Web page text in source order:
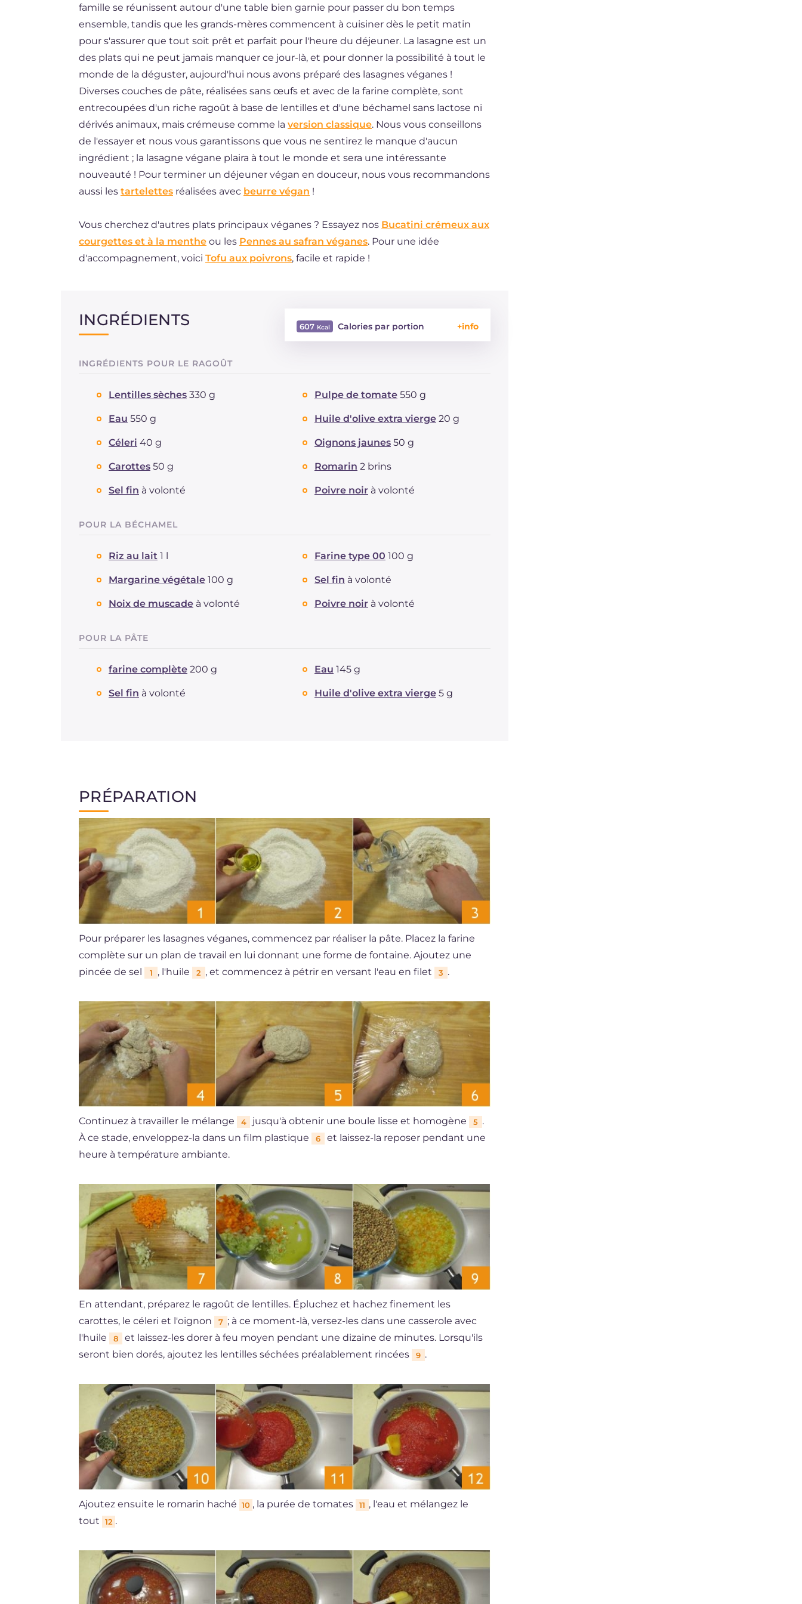
BR
NL
famille se réunissent autour d'une table bien garnie pour passer du bon temps
ensemble, tandis que les grands-mères commencent à cuisiner dès le petit matin
pour s'assurer que tout soit prêt et parfait pour l'heure du déjeuner. La lasagne est un
des plats qui ne peut jamais manquer ce jour-là, et pour donner la possibilité à tout le
monde de la déguster, aujourd'hui nous avons préparé des lasagnes véganes !
Diverses couches de pâte, réalisées sans œufs et avec de la farine complète, sont
entrecoupées d'un riche ragoût à base de lentilles et d'une béchamel sans lactose ni
dérivés animaux, mais crémeuse comme la version classique. Nous vous conseillons
de l'essayer et nous vous garantissons que vous ne sentirez le manque d'aucun
ingrédient ; la lasagne végane plaira à tout le monde et sera une intéressante
nouveauté ! Pour terminer un déjeuner végan en douceur, nous vous recommandons
aussi les tartelettes réalisées avec beurre végan !
Vous cherchez d'autres plats principaux véganes ? Essayez nos Bucatini crémeux aux
courgettes et à la menthe ou les Pennes au safran véganes. Pour une idée
d'accompagnement, voici Tofu aux poivrons, facile et rapide !
INGRÉDIENTS 607 Calories par portion
Protéine
Graisses
Fibre
Sodium
INGRÉDIENTS POUR LE RAGOÛT
Lentilles sèches 330 g Pulpe de tomate 550 g
Eau 550 g Huile d'olive extra vierge 20 g
Céleri 40 g Oignons jaunes 50 g
Carottes 50 g Romarin 2 brins
Sel fin à volonté Poivre noir à volonté
POUR LA BÉCHAMEL
Riz au lait 1 l Farine type 00 100 g
Margarine végétale 100 g Sel fin à volonté
Noix de muscade à volonté Poivre noir à volonté
POUR LA PÂTE
farine complète 200 g Eau 145 g
Sel fin à volonté Huile d'olive extra vierge 5 g
PRÉPARATION
Pour préparer les lasagnes véganes, commencez par réaliser la pâte. Placez la farine
complète sur un plan de travail en lui donnant une forme de fontaine. Ajoutez une
pincée de sel
1 , l'huile 2 , et commencez à pétrir en versant l'eau en filet 3 .
Continuez à travailler le mélange 4 jusqu'à obtenir une boule lisse et homogène 5 .
À ce stade, enveloppez-la dans un film plastique
6
et laissez-la reposer pendant une
heure à température ambiante.
En attendant, préparez le ragoût de lentilles. Épluchez et hachez finement les
carottes, le céleri et l'oignon
7 ; à ce moment-là, versez-les dans une casserole avec
l'huile
8
et laissez-les dorer à feu moyen pendant une dizaine de minutes. Lorsqu'ils
seront bien dorés, ajoutez les lentilles séchées préalablement rincées
9 .
Ajoutez ensuite le romarin haché 10 , la purée de tomates 11 , l'eau et mélangez le
tout
12 .